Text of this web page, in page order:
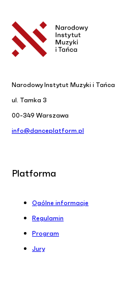
Narodowy Instytut Muzyki i Tańca
ul. Tamka 3
00-349 Warszawa
info@danceplatform.pl
Platforma
Ogólne informacje
Regulamin
Program
Jury